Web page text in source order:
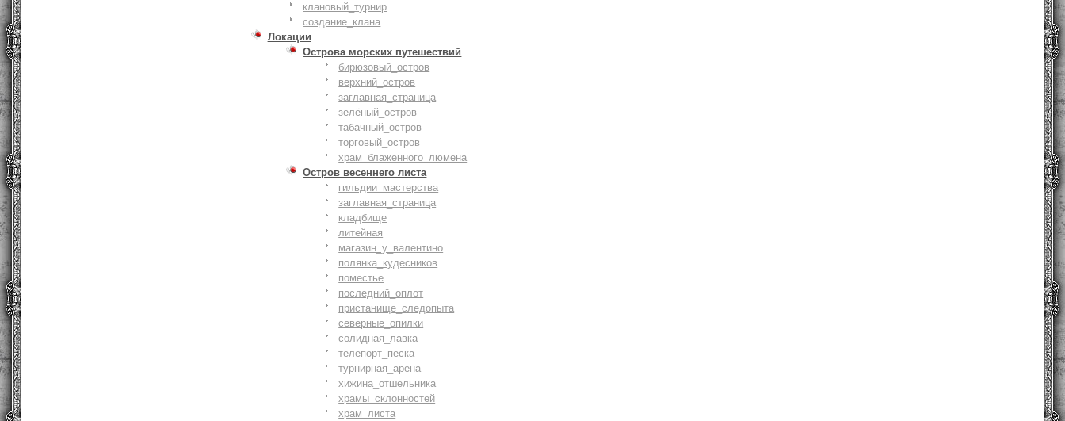
клановый_турнир
создание_клана
Локации
Острова морских путешествий
бирюзовый_остров
верхний_остров
заглавная_страница
зелёный_остров
табачный_остров
торговый_остров
храм_блаженного_люмена
Остров весеннего листа
гильдии_мастерства
заглавная_страница
кладбище
литейная
магазин_у_валентино
полянка_кудесников
поместье
последний_оплот
пристанище_следопыта
северные_опилки
солидная_лавка
телепорт_песка
турнирная_арена
хижина_отшельника
храмы_склонностей
храм_листа